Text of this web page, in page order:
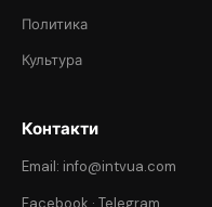
Политика
Культура
Контакти
Email: info@intvua.com
Facebook · Telegram